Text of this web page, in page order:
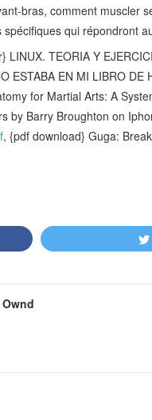
bras, comment muscler
qui répondront
TEORIA Y
ESTABA EN MI LIBRO
for Martial Arts: A
by Barry Broughton on
, {pdf download} Guga: